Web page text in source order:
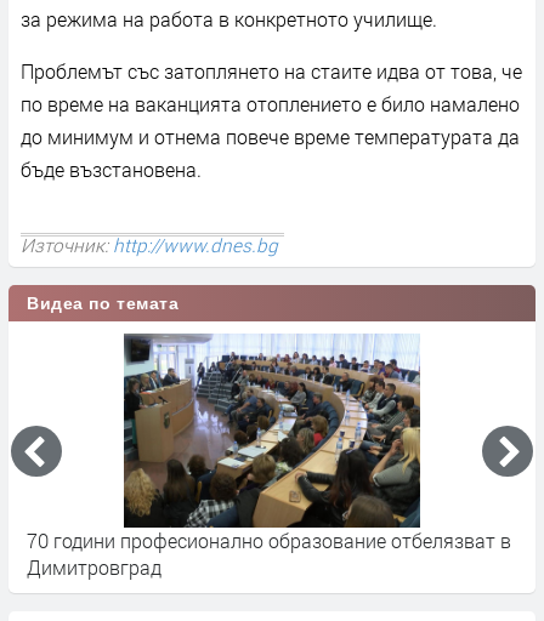
за режима на работа в конкретното училище.
Проблемът със затоплянето на стаите идва от това, че
по време на ваканцията отоплението е било намалено
до минимум и отнема повече време температурата да
бъде възстановена.
Източник:http://www.dnes.bg
Видеа по темата
70 години професионално образование отбелязват в
Димитровград